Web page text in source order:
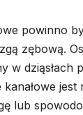
powinno
zębową.
w dziąsłach
kanałowe
lub